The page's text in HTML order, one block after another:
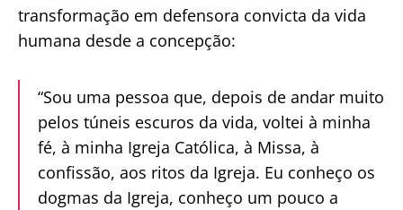
transformação em defensora convicta da vida
humana desde a concepção:
“Sou uma pessoa que, depois de andar muito
pelos túneis escuros da vida, voltei à minha
fé, à minha Igreja Católica, à Missa, à
confissão, aos ritos da Igreja. Eu conheço os
dogmas da Igreja, conheço um pouco a